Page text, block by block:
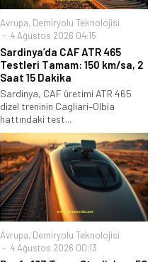
Avrupa, Demiryolu Teknolojisi
4 Ağustos 2026 04:15
Sardinya’da CAF ATR 465
Testleri Tamam: 150 km/sa, 2
Saat 15 Dakika
Sardinya, CAF üretimi ATR 465
dizel treninin Cagliari–Olbia
hattındaki test...
Avrupa, Demiryolu Teknolojisi
4 Ağustos 2026 00:13